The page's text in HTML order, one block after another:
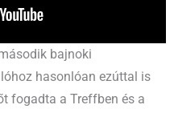
bajnoki
hasonlóan ezúttal is
fogadta a Treffben és a